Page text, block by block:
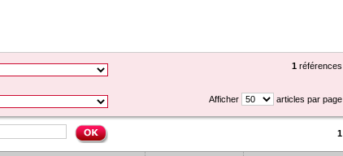
1 références
Afficher articles par page
1